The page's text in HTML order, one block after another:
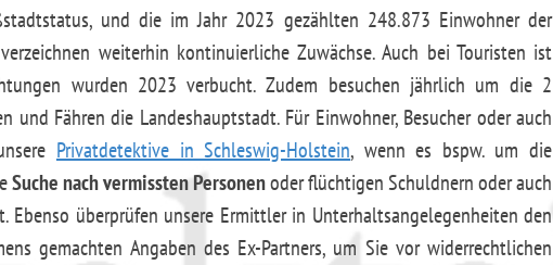
und die im Jahr 2023 gezählten 248.873 Einwohner der
verzeichnen weiterhin kontinuierliche Zuwächse. Auch bei Touristen ist
wurden 2023 verbucht. Zudem besuchen jährlich um die 2
und Fähren die Landeshauptstadt. Für Einwohner, Besucher oder auch
Privatdetektive in Schleswig-Holstein, wenn es bspw. um die
Suche nach vermissten Personenoder flüchtigen Schuldnern oder auch
Ebenso überprüfen unsere Ermittler in Unterhaltsangelegenheiten den
gemachten Angaben des Ex-Partners, um Sie vor widerrechtlichen